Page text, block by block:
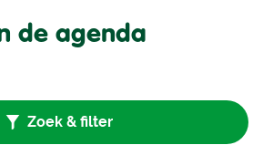
de agenda
Zoek & filter